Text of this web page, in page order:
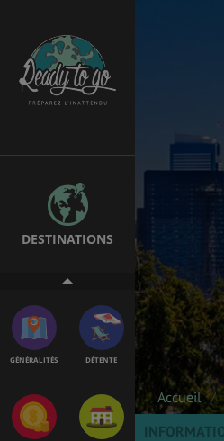
DESTINATIONS
ÉTUDES
EMPLOIS &
STAGES
GÉNÉRALITÉS DÉTENTE
Accueil